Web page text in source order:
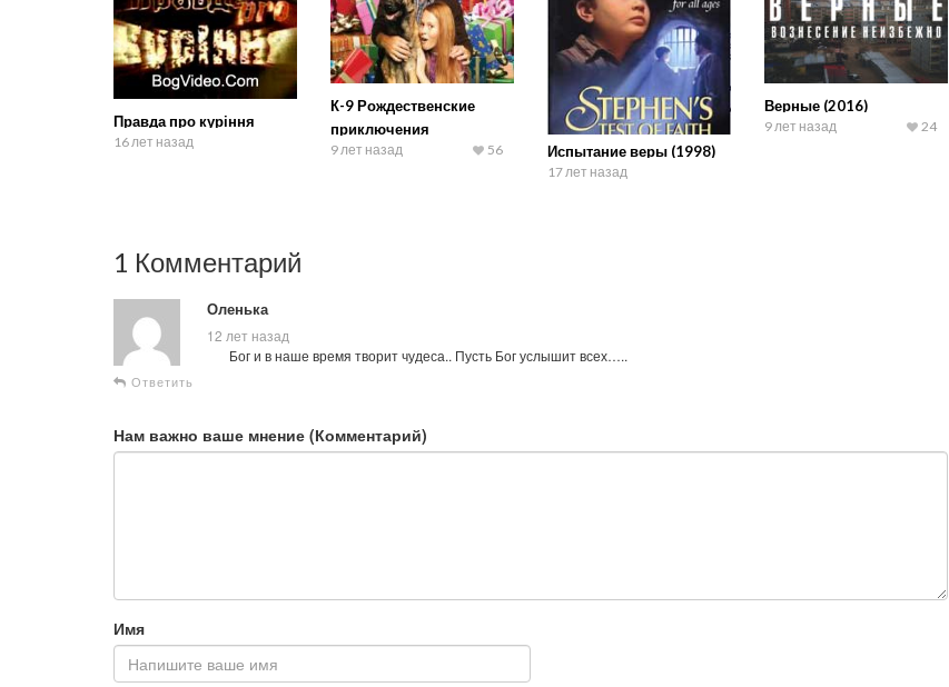
Правда про куріння
16 лет назад
К-9 Рождественские
приключения
9 лет назад 56 Испытание веры (1998)
17 лет назад
Верные (2016)
9 лет назад 24
1 Комментарий
Оленька
12 лет назад
Бог и в наше время творит чудеса.. Пусть Бог услышит всех…..
Ответить
Нам важно ваше мнение (Комментарий)
Имя